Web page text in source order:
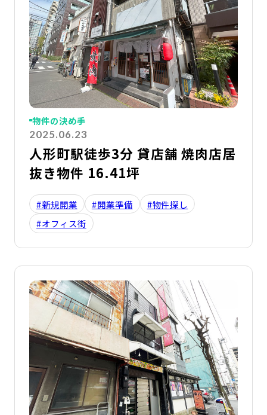
2025.06.23
物件の決め手
人形町駅徒歩3分 貸店舗 焼肉店居
抜き物件 16.41坪
#新規開業 #開業準備
#物件探し
#オフィス街